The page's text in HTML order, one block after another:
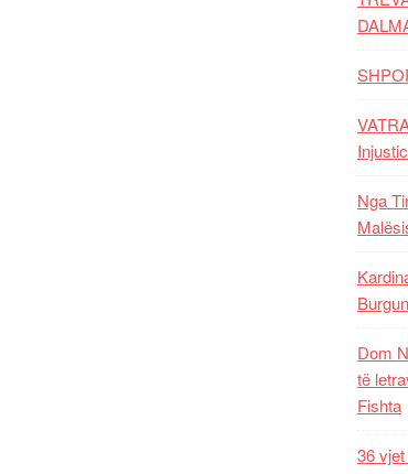
Nga
Dom
të
Fishta
36